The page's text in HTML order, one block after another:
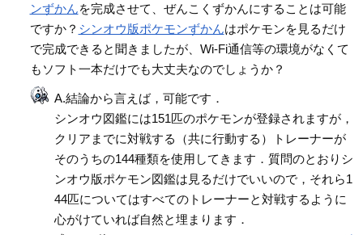
ンずかんを完成させて、ぜんこくずかんにすることは可能
ですか？ シンオウ版ポケモンずかんはポケモンを見るだけ
で完成できると聞きましたが、Wi-Fi通信等の環境がなくて
もソフト一本だけでも大丈夫なのでしょうか？
A.結論から言えば，可能です．
シンオウ図鑑には151匹のポケモンが登録されますが，
クリアまでに対戦する（共に行動する）トレーナーが
そのうちの144種類を使用してきます．質問のとおりシ
ンオウ版ポケモン図鑑は見るだけでいいので，それら1
44匹についてはすべてのトレーナーと対戦するように
心がけていれば自然と埋まります．